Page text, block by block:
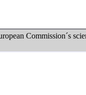
Commission´s